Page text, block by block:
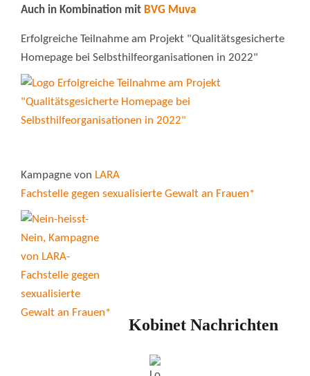
Auch in Kombination mit BVG Muva
Erfolgreiche Teilnahme am Projekt "Qualitätsgesicherte
Homepage bei Selbsthilfeorganisationen in 2022"
Kampagne von LARA
Fachstelle gegen sexualisierte Gewalt an Frauen*
Kobinet Nachrichten